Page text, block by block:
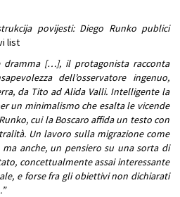
povijesti: Diego Runko publici
list
dramma […], il protagonista racconta
dell’osservatore ingenuo,
da Tito ad Alida Valli. Intelligente la
un minimalismo che esalta le vicende
cui la Boscaro affida un testo con
Un lavoro sulla migrazione come
anche, un pensiero su una sorta di
concettualmente assai interessante
e forse fra gli obiettivi non dichiarati